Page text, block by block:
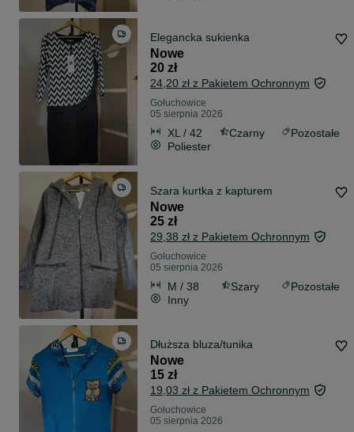
Elegancka sukienka
Nowe
20 zł
24,20 zł z Pakietem Ochronnym
Gołuchowice
05 sierpnia 2026
XL / 42 Czarny
Pozostałe
Poliester
Szara kurtka z kapturem
Nowe
25 zł
29,38 zł z Pakietem Ochronnym
Gołuchowice
05 sierpnia 2026
M / 38 Szary
Pozostałe
Inny
Dłuższa bluza/tunika
Nowe
15 zł
19,03 zł z Pakietem Ochronnym
Gołuchowice
05 sierpnia 2026